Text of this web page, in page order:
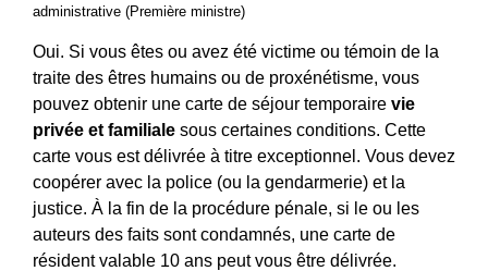
administrative (Première ministre)
Oui. Si vous êtes ou avez été victime ou témoin de la
traite des êtres humains ou de proxénétisme, vous
pouvez obtenir une carte de séjour temporaire vie
privée et familiale sous certaines conditions. Cette
carte vous est délivrée à titre exceptionnel. Vous devez
coopérer avec la police (ou la gendarmerie) et la
justice. À la fin de la procédure pénale, si le ou les
auteurs des faits sont condamnés, une carte de
résident valable 10 ans peut vous être délivrée.